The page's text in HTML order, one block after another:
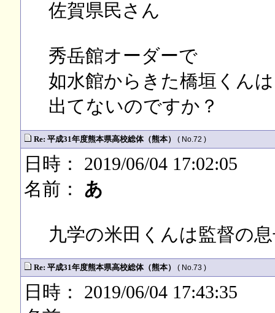
佐賀県民さん
秀岳館オーダーで
如水館からきた橋垣くん
出てないのですか？
Re: 平成31年度熊本県高校総体（熊本） ( No.72 )
日時： 2019/06/04 17:02:05
名前： あ
九学の米田くんは監督の
Re: 平成31年度熊本県高校総体（熊本） ( No.73 )
日時： 2019/06/04 17:43:35